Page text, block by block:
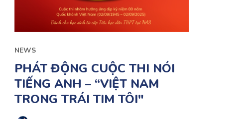
NEWS
PHÁT ĐỘNG CUỘC THI NÓI
TIẾNG ANH – “VIỆT NAM
TRONG TRÁI TIM TÔI"